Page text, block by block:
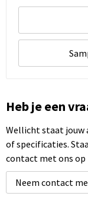
Heb je een
Wellicht staat jouw
of specificaties.
contact met ons op
Neem contact